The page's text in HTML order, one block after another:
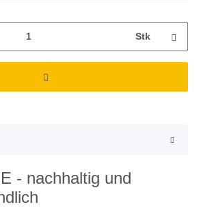
Stk
- nachhaltig und